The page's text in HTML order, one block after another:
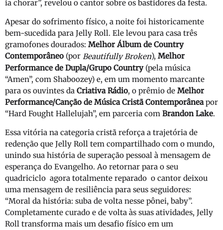
ia chorar”, revelou o cantor sobre os bastidores da festa.
Apesar do sofrimento físico, a noite foi historicamente
bem-sucedida para Jelly Roll. Ele levou para casa três
gramofones dourados: Melhor Álbum de Country
Contemporâneo (por Beautifully Broken), Melhor
Performance de Dupla/Grupo Country(pela música
“Amen”, com Shaboozey) e, em um momento marcante
para os ouvintes da Criativa Rádio, o prêmio de Melhor
Performance/Canção de Música Cristã Contemporâneapor
“Hard Fought Hallelujah”, em parceria com Brandon Lake.
Essa vitória na categoria cristã reforça a trajetória de
redenção que Jelly Roll tem compartilhado com o mundo,
unindo sua história de superação pessoal à mensagem de
esperança do Evangelho. Ao retornar para o seu
quadriciclo agora totalmente reparado o cantor deixou
uma mensagem de resiliência para seus seguidores:
“Moral da história: suba de volta nesse pônei, baby”.
Completamente curado e de volta às suas atividades, Jelly
Roll transforma mais um desafio físico em um